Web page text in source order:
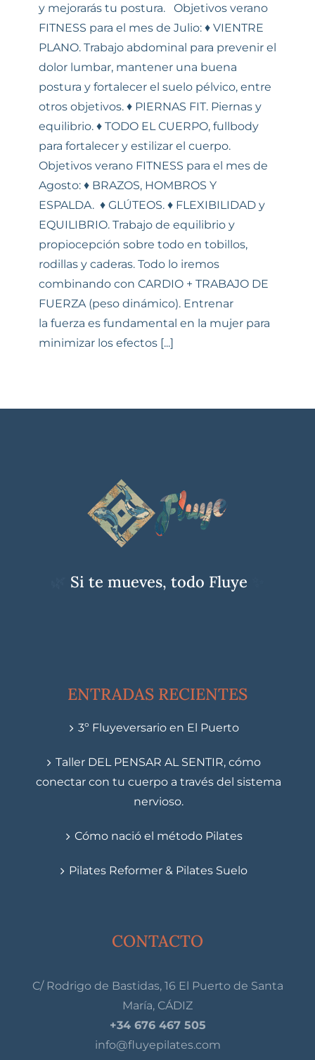
y mejorarás tu postura. Objetivos verano
FITNESS para el mes de Julio: ♦ VIENTRE
PLANO. Trabajo abdominal para prevenir el
dolor lumbar, mantener una buena
postura y fortalecer el suelo pélvico, entre
otros objetivos. ♦ PIERNAS FIT. Piernas y
equilibrio. ♦ TODO EL CUERPO, fullbody
para fortalecer y estilizar el cuerpo.
Objetivos verano FITNESS para el mes de
Agosto: ♦ BRAZOS, HOMBROS Y
ESPALDA. ♦ GLÚTEOS. ♦ FLEXIBILIDAD y
EQUILIBRIO. Trabajo de equilibrio y
propiocepción sobre todo en tobillos,
rodillas y caderas. Todo lo iremos
combinando con CARDIO + TRABAJO DE
FUERZA (peso dinámico). Entrenar
la fuerza es fundamental en la mujer para
minimizar los efectos [...]
Si te mueves, todo Fluye
ENTRADAS RECIENTES
3º Fluyeversario en El Puerto
Taller DEL PENSAR AL SENTIR, cómo
conectar con tu cuerpo a través del sistema
nervioso.
Cómo nació el método Pilates
Pilates Reformer & Pilates Suelo
CONTACTO
C/ Rodrigo de Bastidas, 16 El Puerto de Santa
María, CÁDIZ
+34 676 467 505
info@fluyepilates.com